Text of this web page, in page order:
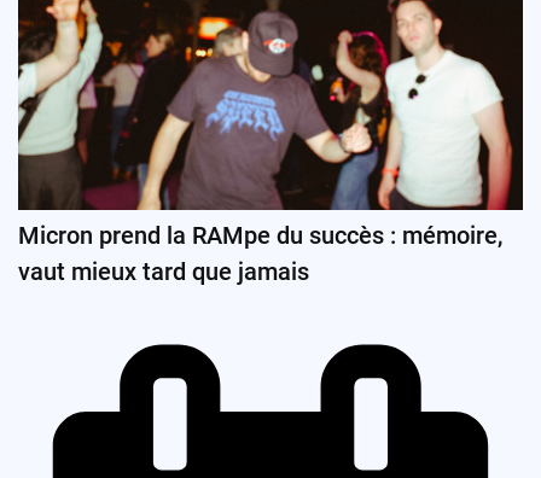
Micron prend la RAMpe du succès : mémoire,
vaut mieux tard que jamais